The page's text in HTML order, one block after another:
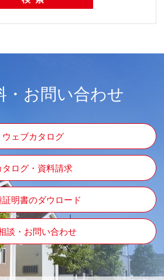
・お問い合わせ
ウェブカタログ
タログ・資料請求
証明書のダウロード
談・お問い合わせ